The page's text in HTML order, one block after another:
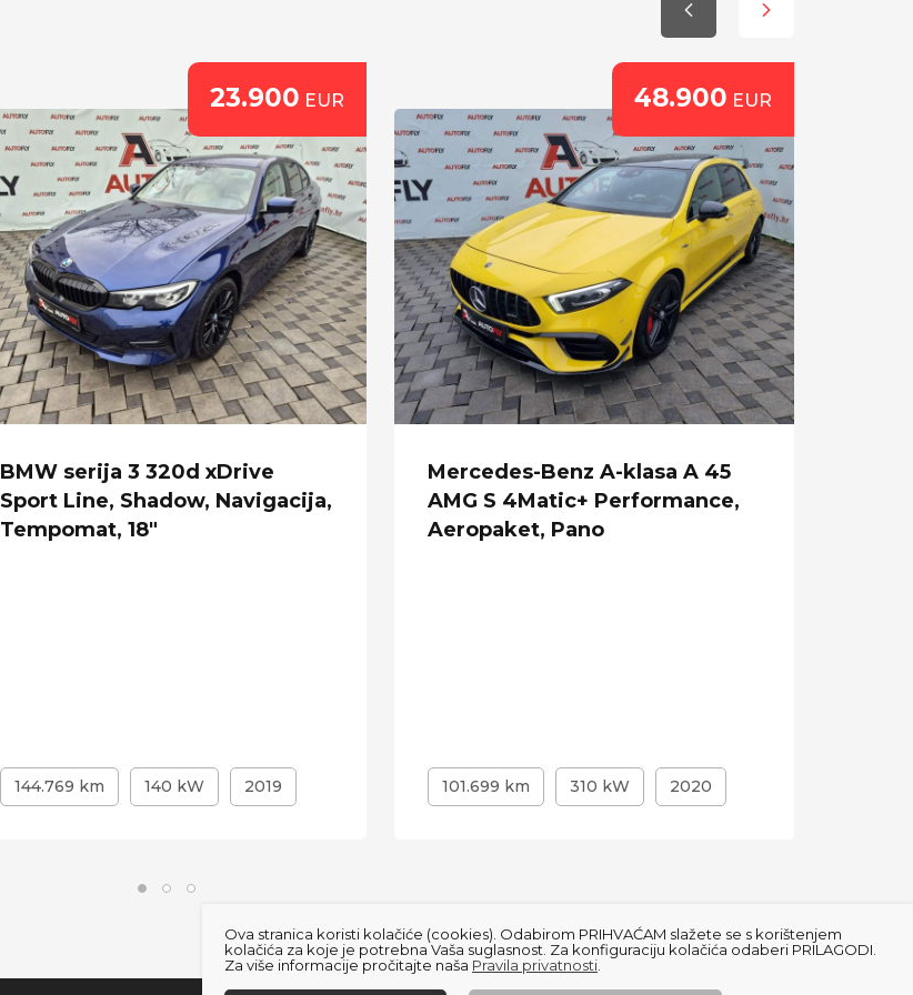
23.900 EUR
BMW serija 3 320d xDrive
Sport Line, Shadow, Navigacija,
Tempomat, 18"
144.769 km 140 kW 2019
48.900 EUR
Mercedes-Benz A-klasa A 45
AMG S 4Matic+ Performance,
Aeropaket, Pano
101.699 km 310 kW 2020
Ova stranica koristi kolačiće (cookies). Odabirom PRIHVAĆAM slažete se s korištenjem
kolačića za koje je potrebna Vaša suglasnost. Za konfiguraciju kolačića odaberi PRILAGODI.
Za više informacije pročitajte naša Pravila privatnosti